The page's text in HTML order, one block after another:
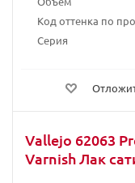
Код оттенка по
Серия
Vallejo 62063
Varnish Лак